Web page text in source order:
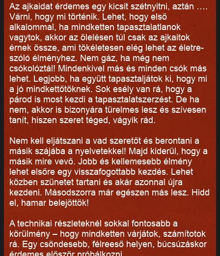
Az ajkaidat érdemes egy kicsit szétnyitni, aztán ….
Várni, hogy mi történik. Lehet, hogy első
alkalommal, ha mindketten tapasztalatlanok
vagytok, akkor az ölelésen túl csak az ajkaitok
érnek össze, ami tökéletesen elég lehet az életre-
szóló élményhez. Nem gáz, ha még nem
csókolóztál! Mindenkivel más és minden csók más
lehet. Legjobb, ha együtt tapasztaljátok ki, hogy mi
a jó mindkettőtöknek. Sok esély van rá, hogy a
párod is most kezdi a tapasztalatszerzést. De ha
nem, akkor is bizonyára türelmes lesz és szívesen
tanít, hiszen szeret téged, vágyik rád.
Nem kell eljátszani a vad szeretőt és berontani a
másik szájába a nyelvetekkel! Majd kiderül, hogy a
másik mire vevő. Jobb és kellemesebb élmény
lehet elsőre egy visszafogottabb kezdés. Lehet
közben szünetet tartani és akár azonnal újra
kezdeni. Másodszorra már egészen más lesz. Hidd
el, hamar belejöttök!
A technikai részleteknél sokkal fontosabb a
körülmény – hogy mindketten várjátok, számítotok
rá. Egy csöndesebb, félreeső helyen, búcsúzáskor